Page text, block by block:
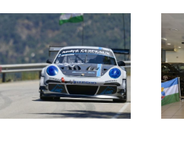
La Subida al Cerro de los
Cañones – Lanjarón 2026 se
presenta con lleno absoluto de
inscritos y el reto de revalidar su
condición de mejor prueba
andaluza de montaña